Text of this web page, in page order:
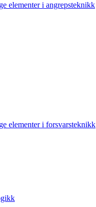
elementer i angrepsteknikk
elementer i forsvarsteknikk